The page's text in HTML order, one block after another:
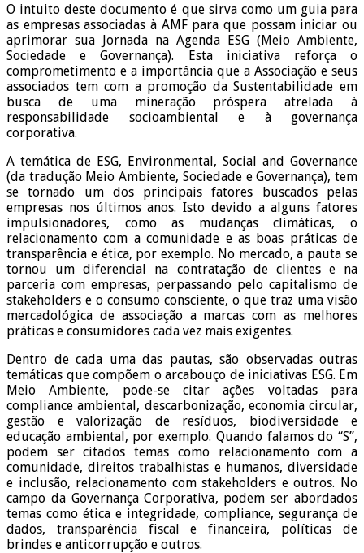
O intuito deste documento é que sirva como um guia para
as empresas associadas à AMF para que possam iniciar ou
aprimorar sua Jornada na Agenda ESG (Meio Ambiente,
Sociedade e Governança). Esta iniciativa reforça o
comprometimento e a importância que a Associação e seus
associados tem com a promoção da Sustentabilidade em
busca de uma mineração próspera atrelada à
responsabilidade socioambiental e à governança
corporativa.
A temática de ESG, Environmental, Social and Governance
(da tradução Meio Ambiente, Sociedade e Governança), tem
se tornado um dos principais fatores buscados pelas
empresas nos últimos anos. Isto devido a alguns fatores
impulsionadores, como as mudanças climáticas, o
relacionamento com a comunidade e as boas práticas de
transparência e ética, por exemplo. No mercado, a pauta se
tornou um diferencial na contratação de clientes e na
parceria com empresas, perpassando pelo capitalismo de
stakeholders e o consumo consciente, o que traz uma visão
mercadológica de associação a marcas com as melhores
práticas e consumidores cada vez mais exigentes.
Dentro de cada uma das pautas, são observadas outras
temáticas que compõem o arcabouço de iniciativas ESG. Em
Meio Ambiente, pode-se citar ações voltadas para
compliance ambiental, descarbonização, economia circular,
gestão e valorização de resíduos, biodiversidade e
educação ambiental, por exemplo. Quando falamos do “S”,
podem ser citados temas como relacionamento com a
comunidade, direitos trabalhistas e humanos, diversidade
e inclusão, relacionamento com stakeholders e outros. No
campo da Governança Corporativa, podem ser abordados
temas como ética e integridade, compliance, segurança de
dados, transparência fiscal e financeira, políticas de
brindes e anticorrupção e outros.